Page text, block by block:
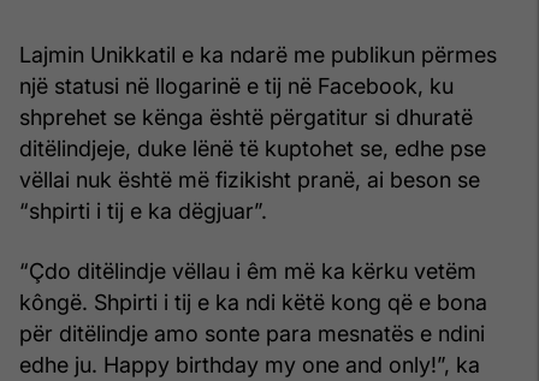
Lajmin Unikkatil e ka ndarë me publikun përmes
një statusi në llogarinë e tij në Facebook, ku
shprehet se kënga është përgatitur si dhuratë
ditëlindjeje, duke lënë të kuptohet se, edhe pse
vëllai nuk është më fizikisht pranë, ai beson se
“shpirti i tij e ka dëgjuar”.
“Çdo ditëlindje vëllau i êm më ka kërku vetëm
kôngë. Shpirti i tij e ka ndi këtë kong që e bona
për ditëlindje amo sonte para mesnatës e ndini
edhe ju. Happy birthday my one and only!”, ka